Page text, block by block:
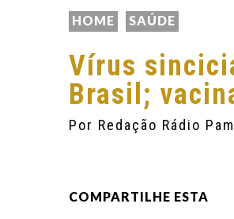
HOME SAÚDE
Vírus
Brasil;
Por Redação Rádio
COMPARTILHE ESTA